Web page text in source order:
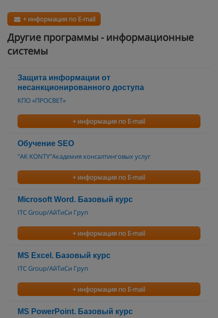
+ информация по E-mail
Другие программы - информационные
системы
Защита информации от
несанкционированного доступа
КПО «ПРОСВЕТ»
+ информация по E-mail
Обучение SEO
"AK KONTY"Академия консалтинговых услуг
+ информация по E-mail
Microsoft Word. Базовый курс
ITC Group/АйТиСи Груп
+ информация по E-mail
MS Excel. Базовый курс
ITC Group/АйТиСи Груп
+ информация по E-mail
MS PowerPoint. Базовый курс